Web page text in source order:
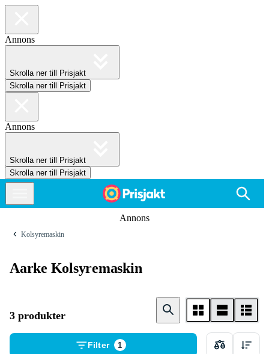
Annons
Skrolla ner till Prisjakt
Skrolla ner till Prisjakt
Annons
Skrolla ner till Prisjakt
Skrolla ner till Prisjakt
Annons
Kolsyremaskin
Aarke Kolsyremaskin
3 produkter
Filter 1